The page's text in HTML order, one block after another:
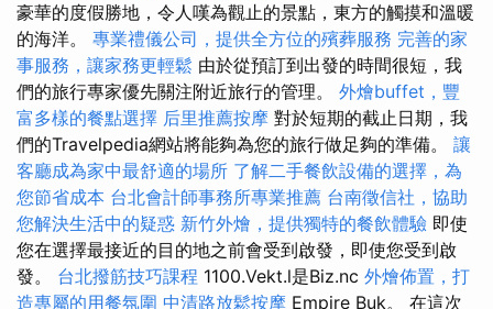
豪華的度假勝地，令人嘆為觀止的景點，東方的觸摸和溫暖
的海洋。 專業禮儀公司，提供全方位的殯葬服務 完善的家
事服務，讓家務更輕鬆 由於從預訂到出發的時間很短，我
們的旅行專家優先關注附近旅行的管理。 外燴buffet，豐
富多樣的餐點選擇 后里推薦按摩 對於短期的截止日期，我
們的Travelpedia網站將能夠為您的旅行做足夠的準備。 讓
客廳成為家中最舒適的場所 了解二手餐飲設備的選擇，為
您節省成本 台北會計師事務所專業推薦 台南徵信社，協助
您解決生活中的疑惑 新竹外燴，提供獨特的餐飲體驗 即使
您在選擇最接近的目的地之前會受到啟發，即使您受到啟
發。 台北撥筋技巧課程 1100.Vekt.l是Biz.nc 外燴佈置，打
造專屬的用餐氛圍 中清路放鬆按摩 Empire Buk。 在這次